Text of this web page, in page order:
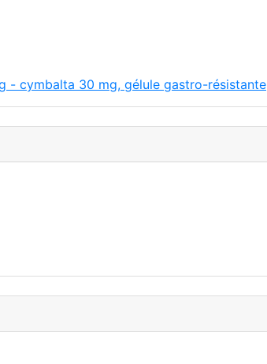
- cymbalta 30 mg, gélule gastro-résistante